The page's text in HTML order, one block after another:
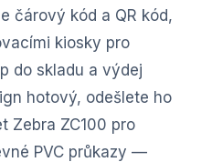
čárový kód a QR kód,
kiosky pro
do skladu a výdej
hotový, odešlete ho
Zebra ZC100 pro
PVC průkazy —